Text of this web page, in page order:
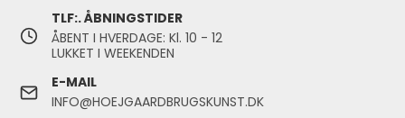
TLF:. ÅBNINGSTIDER
ÅBENT I HVERDAGE: Kl. 10 - 12
LUKKET I WEEKENDEN
E-MAIL
INFO@HOEJGAARDBRUGSKUNST.DK